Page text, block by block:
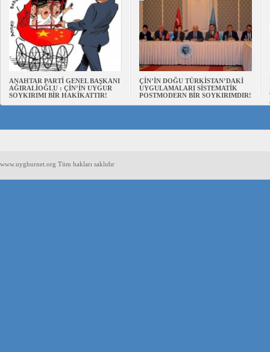
ANAHTAR PARTİ GENEL BAŞKANI
AĞIRALİOĞLU : ÇİN’İN UYGUR
SOYKIRIMI BİR HAKİKATTIR!
ÇİN’İN DOĞU TÜRKİSTAN’DAKİ
UYGULAMALARI SİSTEMATİK
POSTMODERN BİR SOYKIRIMDIR!
www.uyghurnet.org Tüm hakları saklıdır